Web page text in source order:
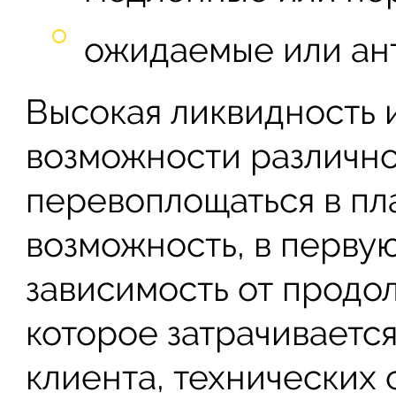
ожидаемые или
Высокая
возможности
перевоплощаться в
возможность, в
зависимость от
которое
клиента,